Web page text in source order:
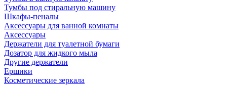
Тумбы под стиральную машину
Шкафы-пеналы
Аксессуары для ванной комнаты
Аксессуары
Держатели для туалетной бумаги
Дозатор для жидкого мыла
Другие держатели
Ершики
Косметические зеркала